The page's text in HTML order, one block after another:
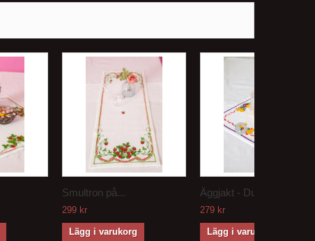
Smultron på...
299 kr
Lägg i varukorg
Äggjakt - Duk
279 kr
Lägg i varukorg